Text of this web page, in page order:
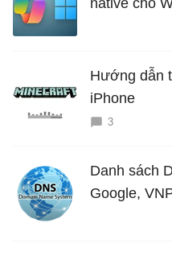
Hướng dẫn
iPhone
3
Danh sách
Google,